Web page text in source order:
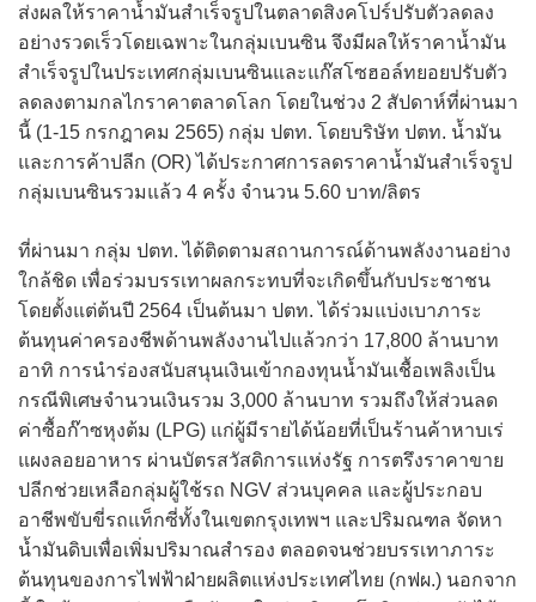
ส่งผลให้ราคาน้ำมันสำเร็จรูปในตลาดสิงคโปร์ปรับตัวลดลง
อย่างรวดเร็วโดยเฉพาะในกลุ่มเบนซิน จึงมีผลให้ราคาน้ำมัน
สำเร็จรูปในประเทศกลุ่มเบนซินและแก๊สโซฮอล์ทยอยปรับตัว
ลดลงตามกลไกราคาตลาดโลก โดยในช่วง 2 สัปดาห์ที่ผ่านมา
นี้ (1-15 กรกฎาคม 2565) กลุ่ม ปตท. โดยบริษัท ปตท. น้ำมัน
และการค้าปลีก (OR) ได้ประกาศการลดราคาน้ำมันสำเร็จรูป
กลุ่มเบนซินรวมแล้ว 4 ครั้ง จำนวน 5.60 บาท/ลิตร
ที่ผ่านมา กลุ่ม ปตท. ได้ติดตามสถานการณ์ด้านพลังงานอย่าง
ใกล้ชิด เพื่อร่วมบรรเทาผลกระทบที่จะเกิดขึ้นกับประชาชน
โดยตั้งแต่ต้นปี 2564 เป็นต้นมา ปตท. ได้ร่วมแบ่งเบาภาระ
ต้นทุนค่าครองชีพด้านพลังงานไปแล้วกว่า 17,800 ล้านบาท
อาทิ การนำร่องสนับสนุนเงินเข้ากองทุนน้ำมันเชื้อเพลิงเป็น
กรณีพิเศษจำนวนเงินรวม 3,000 ล้านบาท รวมถึงให้ส่วนลด
ค่าซื้อก๊าซหุงต้ม (LPG) แก่ผู้มีรายได้น้อยที่เป็นร้านค้าหาบเร่
แผงลอยอาหาร ผ่านบัตรสวัสดิการแห่งรัฐ การตรึงราคาขาย
ปลีกช่วยเหลือกลุ่มผู้ใช้รถ NGV ส่วนบุคคล และผู้ประกอบ
อาชีพขับขี่รถแท็กซี่ทั้งในเขตกรุงเทพฯ และปริมณฑล จัดหา
น้ำมันดิบเพื่อเพิ่มปริมาณสำรอง ตลอดจนช่วยบรรเทาภาระ
ต้นทุนของการไฟฟ้าฝ่ายผลิตแห่งประเทศไทย (กฟผ.) นอกจาก